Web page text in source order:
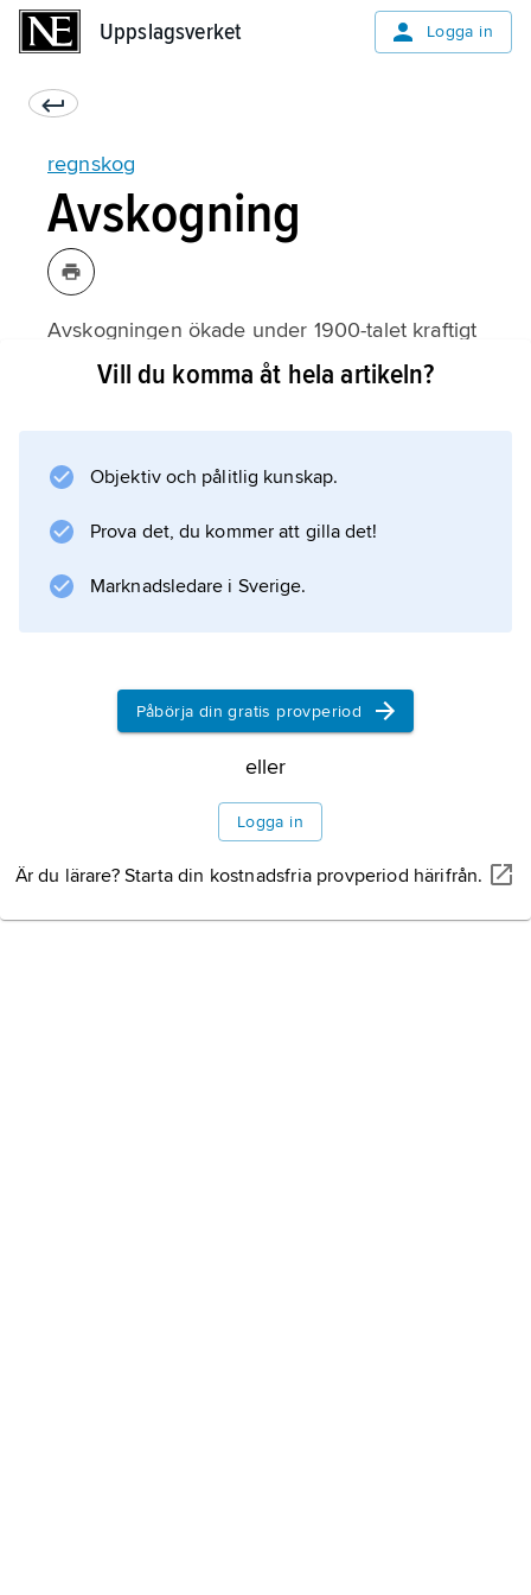
Uppslagsverket Logga in
regnskog
Avskogning
Avskogningen ökade under 1900-talet kraftigt
i tropikerna. Under 1990-talet uppskattade
blev ca 12,3 miljoner hektar per år.
Nettoavskogningen i regnskog var ca 5–6
nettoavskogningen skattades
Information om artikeln
Vill du komma åt hela artikeln?
Objektiv och pålitlig kunskap.
Prova det, du kommer att gilla det!
Marknadsledare i Sverige.
Påbörja din gratis provperiod
eller
Logga in
Är du lärare? Starta din kostnadsfria provperiod härifrån.